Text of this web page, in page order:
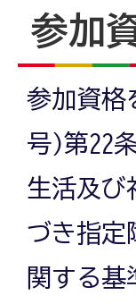
参加
参加資格
号)第22
生活及び
づき指定
関する基